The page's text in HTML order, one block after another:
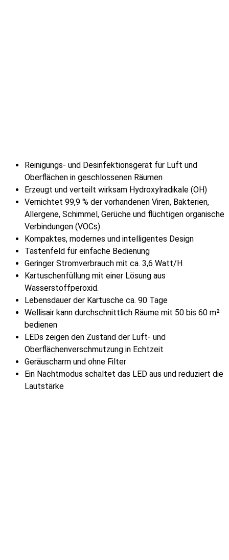
Reinigungs- und Desinfektionsgerät für Luft und
Oberflächen in geschlossenen Räumen
Erzeugt und verteilt wirksam Hydroxylradikale (OH)
Vernichtet 99,9 % der vorhandenen Viren, Bakterien,
Allergene, Schimmel, Gerüche und flüchtigen organische
Verbindungen (VOCs)
Kompaktes, modernes und intelligentes Design
Tastenfeld für einfache Bedienung
Geringer Stromverbrauch mit ca. 3,6 Watt/H
Kartuschenfüllung mit einer Lösung aus
Wasserstoffperoxid.
Lebensdauer der Kartusche ca. 90 Tage
Wellisair kann durchschnittlich Räume mit 50 bis 60 m²
bedienen
LEDs zeigen den Zustand der Luft- und
Oberflächenverschmutzung in Echtzeit
Geräuscharm und ohne Filter
Ein Nachtmodus schaltet das LED aus und reduziert die
Lautstärke